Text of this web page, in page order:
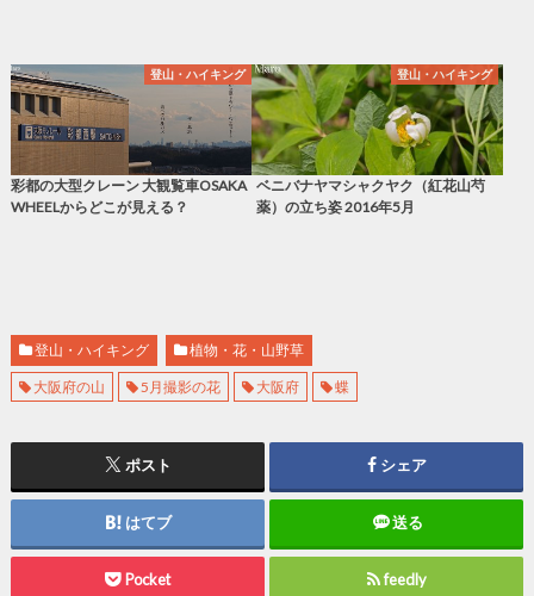
登山・ハイキング
彩都の大型クレーン 大観覧車OSAKA
WHEELからどこが見える？
登山・ハイキング
ベニバナヤマシャクヤク（紅花山芍
薬）の立ち姿 2016年5月
登山・ハイキング 植物・花・山野草
大阪府の山 5月撮影の花 大阪府 蝶
ポスト シェア
はてブ 送る
Pocket feedly